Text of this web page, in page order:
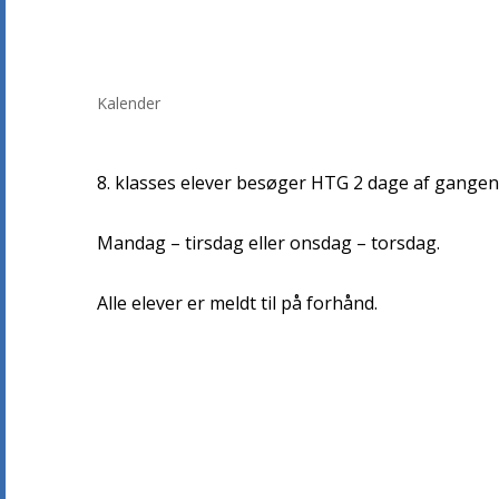
Kalender
8. klasses elever besøger HTG 2 dage af
Mandag – tirsdag eller onsdag – torsdag.
Alle elever er meldt til på forhånd.